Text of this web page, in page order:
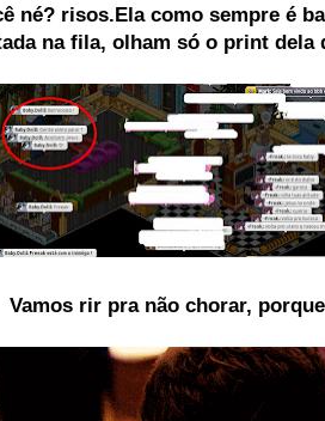
né? risos.Ela como sempre é
na fila, olham só o print dela
Vamos rir pra não chorar,